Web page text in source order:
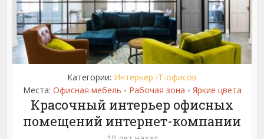
Категории: Интерьер IT-офисов
Места: Офисная мебель • Рабочая зона • Яркие цвета
Красочный интерьер офисных
помещений интернет-компании